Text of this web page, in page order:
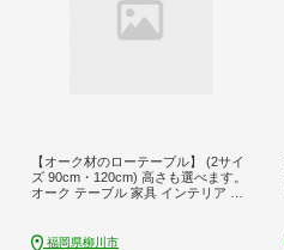
【オーク材のローテーブル】 (2サイ
ズ 90cm・120cm) 高さも選べます。
オーク テーブル 家具 インテリア 座
福岡県柳川市